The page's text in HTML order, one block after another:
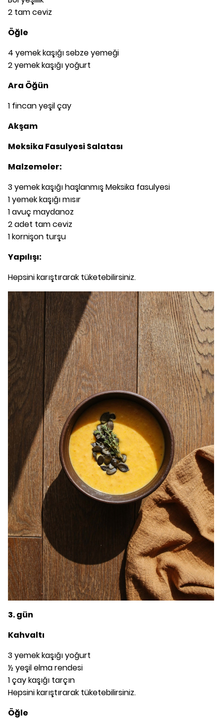
2 tam ceviz
Öğle
4 yemek kaşığı sebze yemeği
2 yemek kaşığı yoğurt
Ara Öğün
1 fincan yeşil çay
Akşam
Meksika Fasulyesi Salatası
Malzemeler:
3 yemek kaşığı haşlanmış Meksika fasulyesi
1 yemek kaşığı mısır
1 avuç maydanoz
2 adet tam ceviz
1 kornişon turşu
Yapılışı:
Hepsini karıştırarak tüketebilirsiniz.
3. gün
Kahvaltı
3 yemek kaşığı yoğurt
½ yeşil elma rendesi
1 çay kaşığı tarçın
Hepsini karıştırarak tüketebilirsiniz.
Öğle